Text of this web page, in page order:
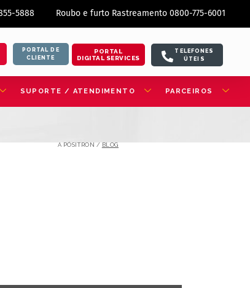
5888 Roubo e furto Rastreamento 0800-775-6001
PORTAL DE
CLIENTE
PORTAL
DIGITAL SERVICES
TELEFONES
ÚTEIS
SUPORTE / ATENDIMENTO PARCEIROS
A PÓSITRON /BLOG